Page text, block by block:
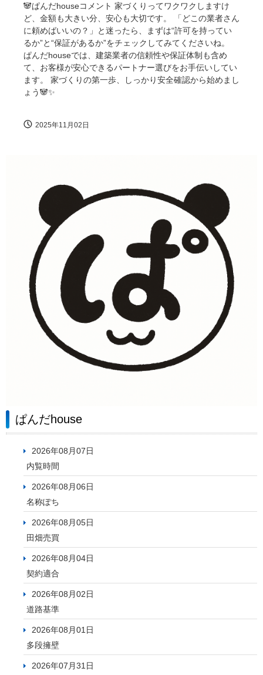
🐼ぱんだhouseコメント 家づくりってワクワクしますけ
ど、金額も大きい分、安心も大切です。 「どこの業者さん
に頼めばいいの？」と迷ったら、まずは“許可を持ってい
るか”と“保証があるか”をチェックしてみてくださいね。
ぱんだhouseでは、建築業者の信頼性や保証体制も含め
て、お客様が安心できるパートナー選びをお手伝いしてい
ます。 家づくりの第一歩、しっかり安全確認から始めまし
ょう🐼✨
2025年11月02日
ぱんだhouse
2026年08月07日
内覧時間
2026年08月06日
名称ぽち
2026年08月05日
田畑売買
2026年08月04日
契約適合
2026年08月02日
道路基準
2026年08月01日
多段擁壁
2026年07月31日